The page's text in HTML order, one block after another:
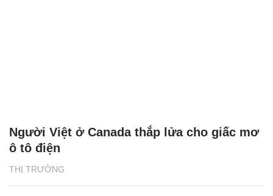
THỊ TRƯỜNG
Người Việt ở Canada thắp lửa cho giấc mơ
ô tô điện